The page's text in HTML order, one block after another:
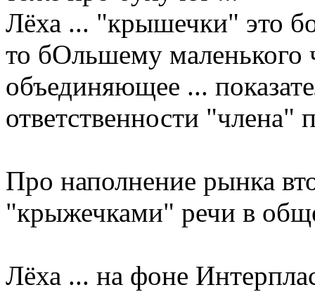
Лёха ... "крышечки" это
то бОльшему маленького
объединяющее ...
ответственности "члена"
Про наполнение рынка
"крыжечками" речи в
Лёха ... на фоне